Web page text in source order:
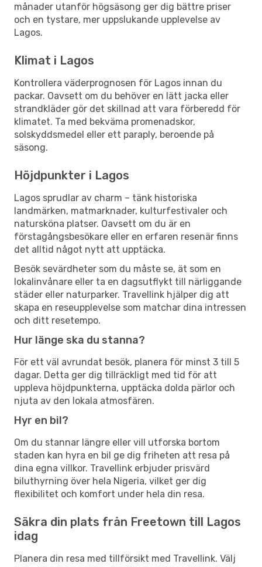
månader utanför högsäsong ger dig bättre priser
och en tystare, mer uppslukande upplevelse av
Lagos.
Klimat i Lagos
Kontrollera väderprognosen för Lagos innan du
packar. Oavsett om du behöver en lätt jacka eller
strandkläder gör det skillnad att vara förberedd för
klimatet. Ta med bekväma promenadskor,
solskyddsmedel eller ett paraply, beroende på
säsong.
Höjdpunkter i Lagos
Lagos sprudlar av charm – tänk historiska
landmärken, matmarknader, kulturfestivaler och
natursköna platser. Oavsett om du är en
förstagångsbesökare eller en erfaren resenär finns
det alltid något nytt att upptäcka.
Besök sevärdheter som du måste se, ät som en
lokalinvånare eller ta en dagsutflykt till närliggande
städer eller naturparker. Travellink hjälper dig att
skapa en reseupplevelse som matchar dina intressen
och ditt resetempo.
Hur länge ska du stanna?
För ett väl avrundat besök, planera för minst 3 till 5
dagar. Detta ger dig tillräckligt med tid för att
uppleva höjdpunkterna, upptäcka dolda pärlor och
njuta av den lokala atmosfären.
Hyr en bil?
Om du stannar längre eller vill utforska bortom
staden kan hyra en bil ge dig friheten att resa på
dina egna villkor. Travellink erbjuder prisvärd
biluthyrning över hela Nigeria, vilket ger dig
flexibilitet och komfort under hela din resa.
Säkra din plats från Freetown till Lagos
idag
Planera din resa med tillförsikt med Travellink. Välj